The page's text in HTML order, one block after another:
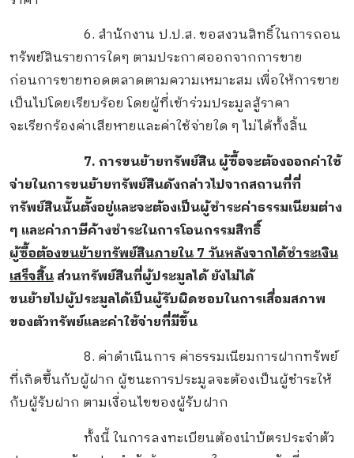
6. สำนักงาน ป.ป.ส. ขอสงวนสิทธิ์ในการถอน
ทรัพย์สินรายการใดๆ ตามประกาศออกจากการขาย
ก่อนการขายทอดตลาดตามความเหมาะสม เพื่อให้การขาย
เป็นไปโดยเรียบร้อย โดยผู้ที่เข้าร่วมประมูลสู้ราคา
จะเรียกร้องค่าเสียหายและค่าใช้จ่ายใด ๆ ไม่ได้ทั้งสิ้น
7.การขนย้ายทรัพย์สิน ผู้ซื้อจะต้องออกค่าใช้
จ่ายในการขนย้ายทรัพย์สินดังกล่าวไปจากสถานที่ที่
ทรัพย์สินนั้นตั้งอยู่และจะต้องเป็นผู้ชำระค่าธรรมเนียมต่าง
ๆ และค่าภาษีค้างชำระในการโอนกรรมสิทธิ์
ผู้ซื้อต้องขนย้ายทรัพย์สินภายใน 7 วันหลังจากได้ชำระเงิน
เสร็จสิ้นส่วนทรัพย์สินที่ผู้ประมูลได้ ยังไม่ได้
ขนย้ายไปผู้ประมูลได้เป็นผู้รับผิดชอบในการเสื่อมสภาพ
ของตัวทรัพย์และค่าใช้จ่ายที่มีขึ้น
8. ค่าดำเนินการ ค่าธรรมเนียมการฝากทรัพย์
ที่เกิดขึ้นกับผู้ฝาก ผู้ชนะการประมูลจะต้องเป็นผู้ชำระให้
กับผู้รับฝาก ตามเงื่อนไขของผู้รับฝาก
ทั้งนี้ ในการลงทะเบียนต้องนำบัตรประจำตัว